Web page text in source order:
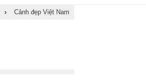
› Cảnh đẹp Việt Nam